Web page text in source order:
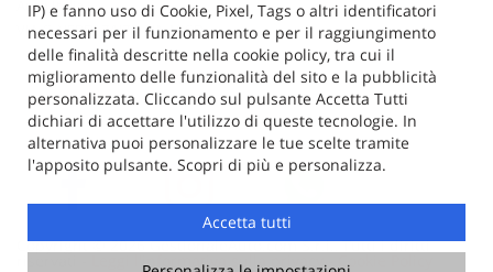
Auto Italia
VIA G. VERDI 74/76, ZINASCO
C.F/P.IVA:02603520186
Registro delle imprese:PV
Copyright © 2026 GestionaleAuto.com S.r.l., Tutti i diritti
Leggi l'informativa sulla privacy - Cookie Policy
IP) e fanno uso di Cookie, Pixel, Tags o altri identificatori
necessari per il funzionamento e per il raggiungimento
delle finalità descritte nella cookie policy, tra cui il
miglioramento delle funzionalità del sito e la pubblicità
personalizzata. Cliccando sul pulsante Accetta Tutti
dichiari di accettare l'utilizzo di queste tecnologie. In
alternativa puoi personalizzare le tue scelte tramite
l'apposito pulsante. Scopri di più e personalizza.
Accetta tutti
rivedere
e
modificare
le
tue
scelte
in
qualsiasi